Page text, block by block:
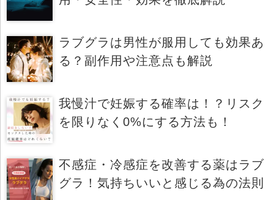
ラブグラは男性が服用しても効果あ
る？副作用や注意点も解説
我慢汁で妊娠する確率は！？リスク
を限りなく0%にする方法も！
不感症・冷感症を改善する薬はラブ
グラ！気持ちいいと感じる為の法則